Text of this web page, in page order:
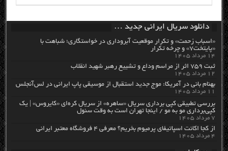
دانلود سریال ایرانی جدید …
«اسباب زحمت» و تکرار موقعیت آبروداری در خواستگاری؛ شباهت با
«پایتخت۷» و چرخه تکرار
۱۴ مرداد ۱۴۰۵
ثبت ۷۵۹ اثر از مراسم وداع و تشییع رهبر شهید انقلاب
۱۲ مرداد ۱۴۰۵
بهنام بانی در آمریکا: موج جدید استقبال از موسیقی پاپ ایرانی در لس‌آنجلس
۱۱ مرداد ۱۴۰۵
بررسی تطبیقی کپی برداری سریال «ساهره» از سریال کره‌ای «کایروس» | یک
کپی‌برداری مو به مو / اینجا تهران است به وقت سئول
۷ مرداد ۱۴۰۵
از کجا اکانت اسپاتیفای پرمیوم بخریم؟ معرفی ۴ فروشگاه معتبر ایرانی
۴ مرداد ۱۴۰۵